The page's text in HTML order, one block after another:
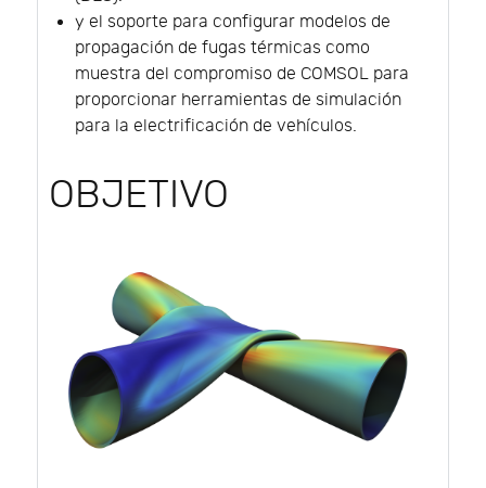
y el soporte para configurar modelos de
propagación de fugas térmicas como
muestra del compromiso de COMSOL para
proporcionar herramientas de simulación
para la electrificación de vehículos.
OBJETIVO